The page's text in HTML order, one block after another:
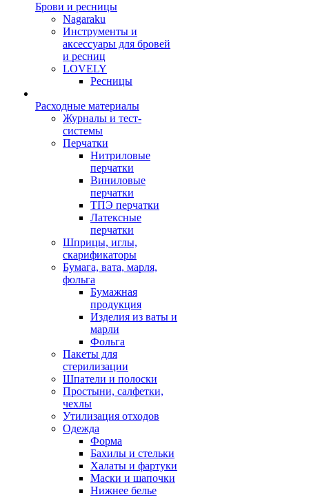
Брови и ресницы
Nagaraku
Инструменты и
аксессуары для бровей
и ресниц
LOVELY
Ресницы
Расходные материалы
Журналы и тест-
системы
Перчатки
Нитриловые
перчатки
Виниловые
перчатки
ТПЭ перчатки
Латексные
перчатки
Шприцы, иглы,
скарификаторы
Бумага, вата, марля,
фольга
Бумажная
продукция
Изделия из ваты и
марли
Фольга
Пакеты для
стерилизации
Шпатели и полоски
Простыни, салфетки,
чехлы
Утилизация отходов
Одежда
Форма
Бахилы и стельки
Халаты и фартуки
Маски и шапочки
Нижнее белье